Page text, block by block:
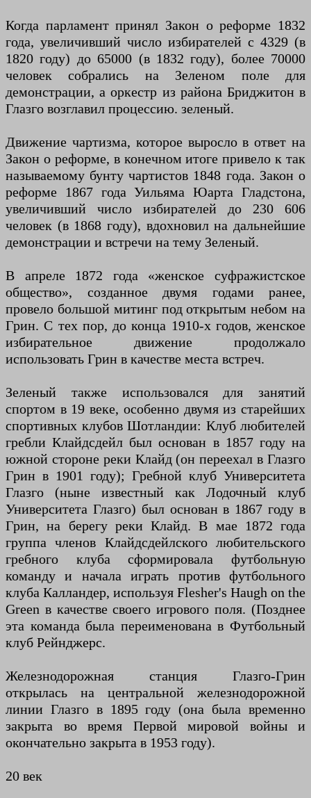
Когда парламент принял Закон о реформе 1832
года, увеличивший число избирателей с 4329 (в
1820 году) до 65000 (в 1832 году), более 70000
человек собрались на Зеленом поле для
демонстрации, а оркестр из района Бриджитон в
Глазго возглавил процессию. зеленый.
Движение чартизма, которое выросло в ответ на
Закон о реформе, в конечном итоге привело к так
называемому бунту чартистов 1848 года. Закон о
реформе 1867 года Уильяма Юарта Гладстона,
увеличивший число избирателей до 230 606
человек (в 1868 году), вдохновил на дальнейшие
демонстрации и встречи на тему Зеленый.
В апреле 1872 года «женское суфражистское
общество», созданное двумя годами ранее,
провело большой митинг под открытым небом на
Грин. С тех пор, до конца 1910-х годов, женское
избирательное движение продолжало
использовать Грин в качестве места встреч.
Зеленый также использовался для занятий
спортом в 19 веке, особенно двумя из старейших
спортивных клубов Шотландии: Клуб любителей
гребли Клайдсдейл был основан в 1857 году на
южной стороне реки Клайд (он переехал в Глазго
Грин в 1901 году); Гребной клуб Университета
Глазго (ныне известный как Лодочный клуб
Университета Глазго) был основан в 1867 году в
Грин, на берегу реки Клайд. В мае 1872 года
группа членов Клайдсдейлского любительского
гребного клуба сформировала футбольную
команду и начала играть против футбольного
клуба Калландер, используя Flesher's Haugh on the
Green в качестве своего игрового поля. (Позднее
эта команда была переименована в Футбольный
клуб Рейнджерс.
Железнодорожная станция Глазго-Грин
открылась на центральной железнодорожной
линии Глазго в 1895 году (она была временно
закрыта во время Первой мировой войны и
окончательно закрыта в 1953 году).
20 век